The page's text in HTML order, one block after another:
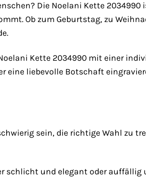
Die Noelani Kette 2034990
Ob zum Geburtstag, zu
Kette 2034990 mit einer
eine liebevolle Botschaft
sein, die richtige Wahl zu
schlicht und elegant oder auffällig